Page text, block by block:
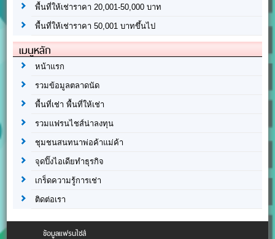
พื้นที่ให้เช่าราคา 20,001-50,000 บาท
พื้นที่ให้เช่าราคา 50,001 บาทขึ้นไป
เมนูหลัก
หน้าแรก
รวมข้อมูลตลาดนัด
พื้นที่เช่า พื้นที่ให้เช่า
รวมแฟรนไชส์น่าลงทุน
ชุมชนสนทนาพ่อค้าแม่ค้า
จุดปิ๊งไอเดียทำธุรกิจ
เกร็ดความรู้การเช่า
ติดต่อเรา
ข้อมูลแฟรนไชส์